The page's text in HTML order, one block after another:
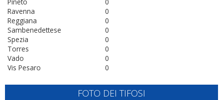
0
Ravenna
0
Reggiana
0
Sambenedettese
0
Spezia
0
Torres
0
Vado
0
Vis Pesaro
FOTO DEI TIFOSI